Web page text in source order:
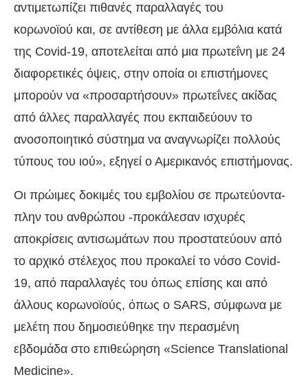
αντιμετωπίζει πιθανές παραλλαγές του
κορωνοϊού και, σε αντίθεση με άλλα εμβόλια κατά
της Covid-19, αποτελείται από μια πρωτεΐνη με 24
διαφορετικές όψεις, στην οποία οι επιστήμονες
μπορούν να «προσαρτήσουν» πρωτεΐνες ακίδας
από άλλες παραλλαγές που εκπαιδεύουν το
ανοσοποιητικό σύστημα να αναγνωρίζει πολλούς
τύπους του ιού», εξηγεί ο Αμερικανός επιστήμονας.
Οι πρώιμες δοκιμές του εμβολίου σε πρωτεύοντα-
πλην του ανθρώπου -προκάλεσαν ισχυρές
αποκρίσεις αντισωμάτων που προστατεύουν από
το αρχικό στέλεχος που προκαλεί το νόσο Covid-
19, από παραλλαγές του όπως επίσης και από
άλλους κορωνοϊούς, όπως ο SARS, σύμφωνα με
μελέτη που δημοσιεύθηκε την περασμένη
εβδομάδα στο επιθεώρηση «Science Translational
Medicine».